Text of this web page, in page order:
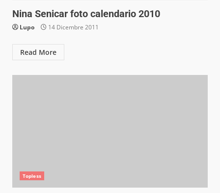
Nina Senicar foto calendario 2010
Lupo 14 Dicembre 2011
Read More
Topless